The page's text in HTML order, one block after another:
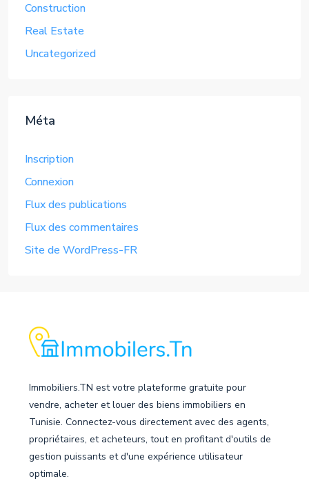
Construction
Real Estate
Uncategorized
Méta
Inscription
Connexion
Flux des publications
Flux des commentaires
Site de WordPress-FR
Immobiliers.TN est votre plateforme gratuite pour
vendre, acheter et louer des biens immobiliers en
Tunisie. Connectez-vous directement avec des agents,
propriétaires, et acheteurs, tout en profitant d'outils de
gestion puissants et d'une expérience utilisateur
optimale.